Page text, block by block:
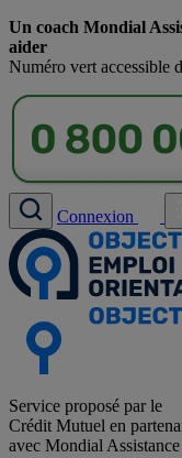
Un coach Mondial
aider
Numéro vert accessible
Connexion
Service proposé par le
Crédit Mutuel en
avec Mondial Assistance